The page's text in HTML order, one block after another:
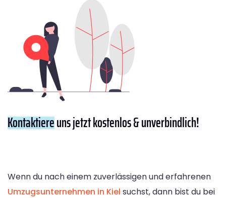
Kontaktiereuns jetzt kostenlos & unverbindlich!
Wenn du nach einem zuverlässigen und erfahrenen
Umzugsunternehmen in Kiel suchst, dann bist du bei